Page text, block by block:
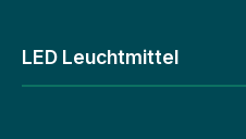
LED Leuchtmittel